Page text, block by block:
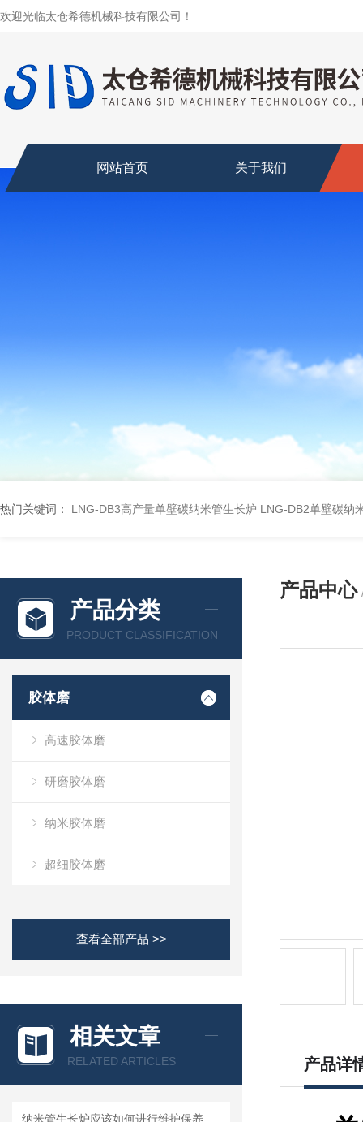
欢迎光临太仓希德机械科技有限公司！
网站首页 关于我们
热门关键词： LNG-DB3高产量单壁碳纳米管生长炉 LNG-DB2单壁碳纳
产品分类
PRODUCT CLASSIFICATION
胶体磨
高速胶体磨
研磨胶体磨
纳米胶体磨
超细胶体磨
查看全部产品 >>
相关文章
RELATED ARTICLES
纳米管生长炉应该如何进行维护保养
产品中心
产品详